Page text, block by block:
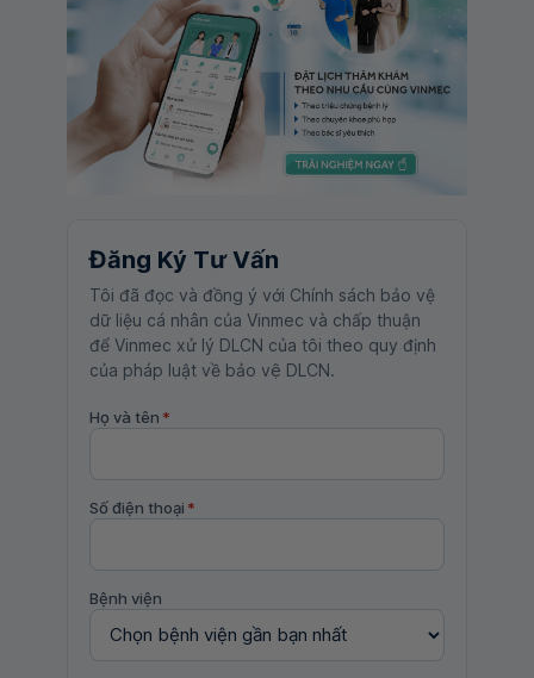
Đăng Ký Tư Vấn
Tôi đã đọc và đồng ý với Chính sách bảo vệ
dữ liệu cá nhân của Vinmec và chấp thuận
để Vinmec xử lý DLCN của tôi theo quy định
của pháp luật về bảo vệ DLCN.
Họ và tên *
Số điện thoại *
Bệnh viện